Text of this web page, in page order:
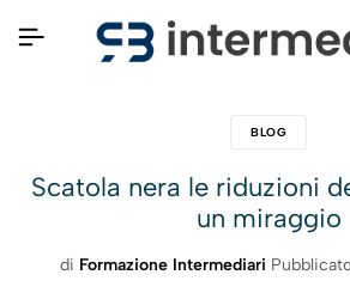
BLOG
Scatola nera le riduzioni
un miraggio
di Formazione Intermediari